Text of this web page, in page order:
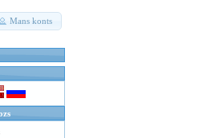
Mans konts